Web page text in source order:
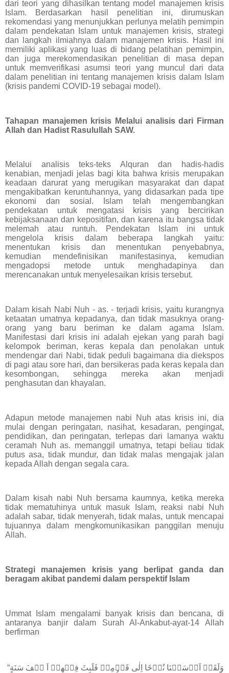
dari teori yang dihasilkan tentang model manajemen krisis
Islam. Berdasarkan hasil penelitian ini, dirumuskan
rekomendasi yang menunjukkan perlunya melatih pemimpin
dalam pendekatan Islam untuk manajemen krisis, strategi
dan langkah ilmiahnya dalam manajemen krisis. Hasil ini
memiliki aplikasi yang luas di bidang pelatihan pemimpin,
dan juga merekomendasikan penelitian di masa depan
untuk memverifikasi asumsi teori yang muncul dari data
dalam penelitian ini tentang manajemen krisis dalam Islam
(krisis pandemi COVID-19 sebagai model).
Tahapan manajemen krisis Melalui analisis dari Firman
Allah dan Hadist Rasulullah SAW.
Melalui analisis teks-teks Alquran dan hadis-hadis
kenabian, menjadi jelas bagi kita bahwa krisis merupakan
keadaan darurat yang merugikan masyarakat dan dapat
mengakibatkan keruntuhannya, yang didasarkan pada tipe
ekonomi dan sosial. Islam telah mengembangkan
pendekatan untuk mengatasi krisis yang bercirikan
kebijaksanaan dan kepositifan, dan karena itu bangsa tidak
melemah atau runtuh. Pendekatan Islam ini untuk
mengelola krisis dalam beberapa langkah yaitu:
menentukan krisis dan menentukan penyebabnya,
kemudian mendefinisikan manifestasinya, kemudian
mengadopsi metode untuk menghadapinya dan
merencanakan untuk menyelesaikan krisis tersebut.
Dalam kisah Nabi Nuh - as. - terjadi krisis, yaitu kurangnya
ketaatan umatnya kepadanya, dan tidak masuknya orang-
orang yang baru beriman ke dalam agama Islam.
Manifestasi dari krisis ini adalah ejekan yang parah bagi
kelompok beriman, keras kepala dan penolakan untuk
mendengar dari Nabi, tidak peduli bagaimana dia diekspos
di pagi atau sore hari, dan bersikeras pada keras kepala dan
kesombongan, sehingga mereka akan menjadi
penghasutan dan khayalan.
Adapun metode manajemen nabi Nuh atas krisis ini, dia
mulai dengan peringatan, nasihat, kesadaran, pengingat,
pendidikan, dan peringatan, terlepas dari lamanya waktu
ceramah Nuh as. memanggil umatnya, tetapi beliau tidak
putus asa, tidak mundur, dan tidak malas mengajak jalan
kepada Allah dengan segala cara.
Dalam kisah nabi Nuh bersama kaumnya, ketika mereka
tidak mematuhinya untuk masuk Islam, reaksi nabi Nuh
adalah sabar, tidak menyerah, tidak malas, untuk mencapai
tujuannya dalam mengkomunikasikan panggilan menuju
Allah.
Strategi manajemen krisis yang berlipat ganda dan
beragam akibat pandemi dalam perspektif Islam
Ummat Islam mengalami banyak krisis dan bencana, di
antaranya banjir dalam Surah Al-Ankabut-ayat-14 Allah
berfirman
“وَلَقَدۡ اَرۡسَلۡنَا نُوۡحًا اِلٰى قَوۡمِهٖ فَلَبِثَ فِيۡهِمۡ اَ لۡفَ سَنَةٍ